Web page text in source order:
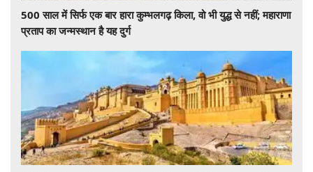
500 साल में सिर्फ एक बार हारा कुम्भलगढ़ किला, वो भी युद्ध से नहीं; महाराणा
प्रताप का जन्मस्थान है यह दुर्ग